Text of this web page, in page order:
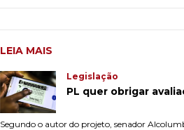
LEIA MAIS
Legislação
PL quer obrigar
Segundo o autor do projeto, senador